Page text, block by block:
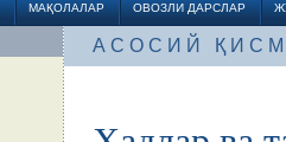
МАҚОЛАЛАР ОВОЗЛИ ДАРСЛАР
АСОСИЙ